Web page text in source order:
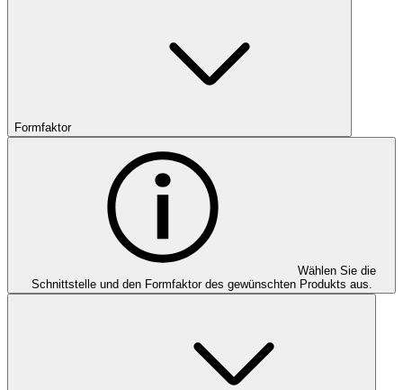
Formfaktor
Wählen Sie die
Schnittstelle und den Formfaktor des gewünschten Produkts aus.